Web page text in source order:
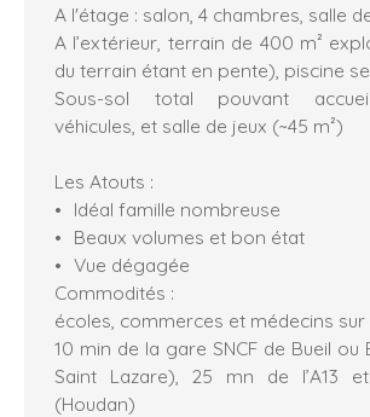
A l'étage : salon, 4 chambres, salle
A l’extérieur, terrain de 400 m²
du terrain étant en pente), piscine
Sous-sol total pouvant
véhicules, et salle de jeux (~45 m²)
Les Atouts :
Idéal famille nombreuse
Beaux volumes et bon état
Vue dégagée
Commodités :
écoles, commerces et médecins sur
10 min de la gare SNCF de Bueil ou
Saint Lazare), 25 mn de l’A13
(Houdan)